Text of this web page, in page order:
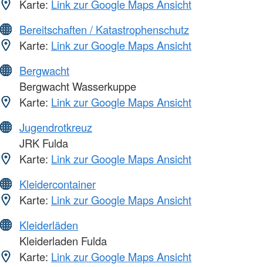
Karte: Link zur Google Maps Ansicht
Bereitschaften / Katastrophenschutz
Karte: Link zur Google Maps Ansicht
Bergwacht
Bergwacht Wasserkuppe
Karte: Link zur Google Maps Ansicht
Jugendrotkreuz
JRK Fulda
Karte: Link zur Google Maps Ansicht
Kleidercontainer
Karte: Link zur Google Maps Ansicht
Kleiderläden
Kleiderladen Fulda
Karte: Link zur Google Maps Ansicht